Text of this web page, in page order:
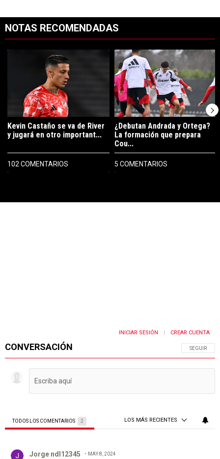
NOTAS RECOMENDADAS
Un artículo de tendencia con el título "Kevin Castaño se va de
Kevin Castaño se va de River
y jugará en otro important...
102 COMENTARIOS
Un artículo de tendencia con el
¿Debutan Andrada y Ortega?
La formación que prepara
Cou...
5 COMENTARIOS
CONVERSACIÓN SIGA ESTA
SEGUIR
INICIAR SESIÓN CREAR CUENTA
TODOS LOS COMENTARIOS 2 LOS MÁS RECIENTES
Jorge ndl12345 MAY 8, 2024